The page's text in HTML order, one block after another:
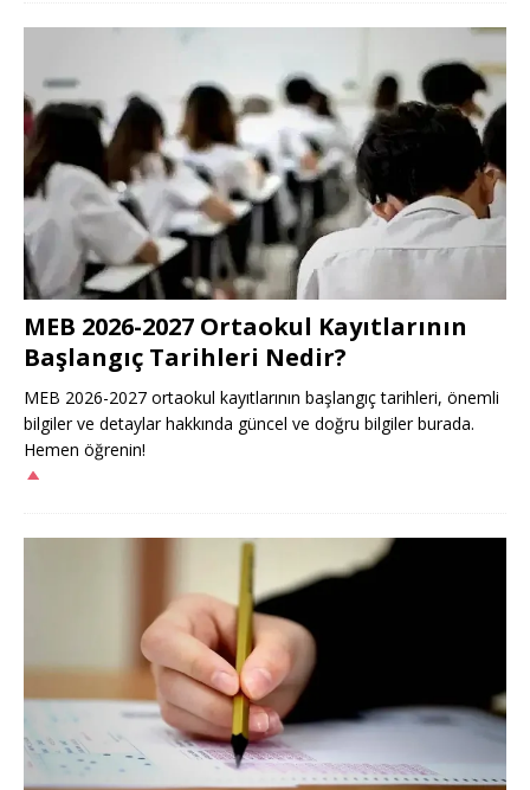
MEB 2026-2027 Ortaokul Kayıtlarının
Başlangıç Tarihleri Nedir?
MEB 2026-2027 ortaokul kayıtlarının başlangıç tarihleri, önemli
bilgiler ve detaylar hakkında güncel ve doğru bilgiler burada.
Hemen öğrenin!